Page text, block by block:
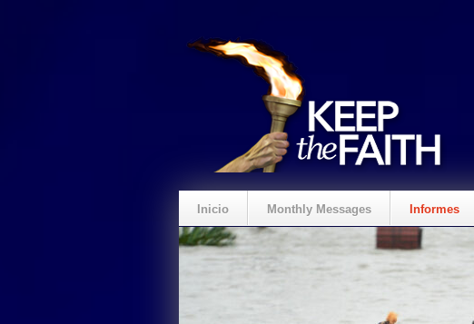
Inicio Monthly Messages Informes